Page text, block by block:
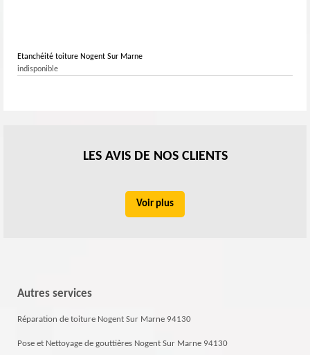
Etanchéité toiture Nogent Sur Marne
indisponible
LES AVIS DE NOS CLIENTS
Voir plus
Autres services
Réparation de toiture Nogent Sur Marne 94130
Pose et Nettoyage de gouttières Nogent Sur Marne 94130